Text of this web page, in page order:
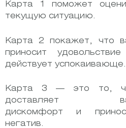
Карта 1 поможет
текущую ситуацию.
Карта 2 покажет, что
приносит
действует успокаивающе.
Карта 3 — это то,
доставляет
дискомфорт и
негатив.